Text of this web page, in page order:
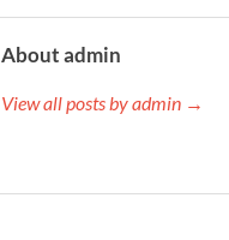
About admin
View all posts by admin →